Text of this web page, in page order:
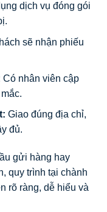
dịch vụ đóng gói
sẽ nhận phiếu
Có nhân viên cập
Giao đúng địa chỉ,
đủ.
gửi hàng hay
quy trình tại chành
rõ ràng, dễ hiểu và